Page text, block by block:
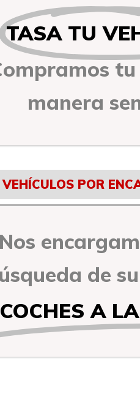
TASA TU
tu
manera
VEHÍCULOS POR
de
COCHES A